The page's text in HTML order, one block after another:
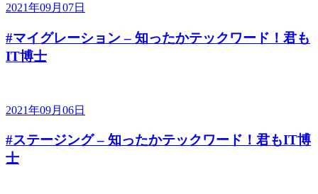
2021年09月07日
#マイグレーション – 知ったかテックワード！君も
IT博士
2021年09月06日
#ステージング – 知ったかテックワード！君もIT博
士